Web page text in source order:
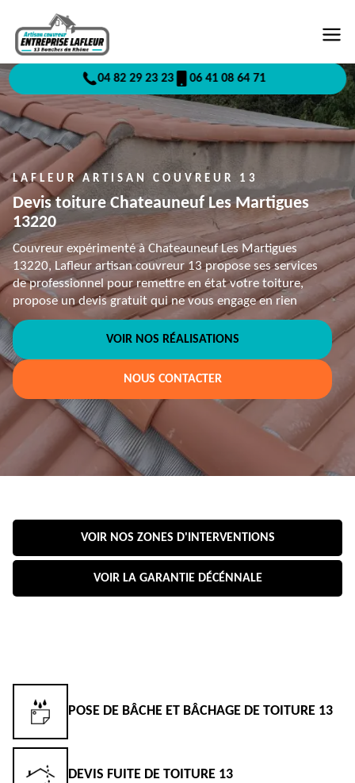
04 82 29 23 23 06 41 08 64 71
LAFLEUR ARTISAN COUVREUR 13
Devis toiture Chateauneuf Les Martigues
13220
Couvreur expérimenté à Chateauneuf Les Martigues
13220, Lafleur artisan couvreur 13 propose ses services
de professionnel pour remettre en état votre toiture,
propose un devis gratuit qui ne vous engage en rien
VOIR NOS RÉALISATIONS
NOUS CONTACTER
VOIR NOS ZONES D'INTERVENTIONS
VOIR LA GARANTIE DÉCÉNNALE
POSE DE BÂCHE ET BÂCHAGE DE TOITURE 13
DEVIS FUITE DE TOITURE 13